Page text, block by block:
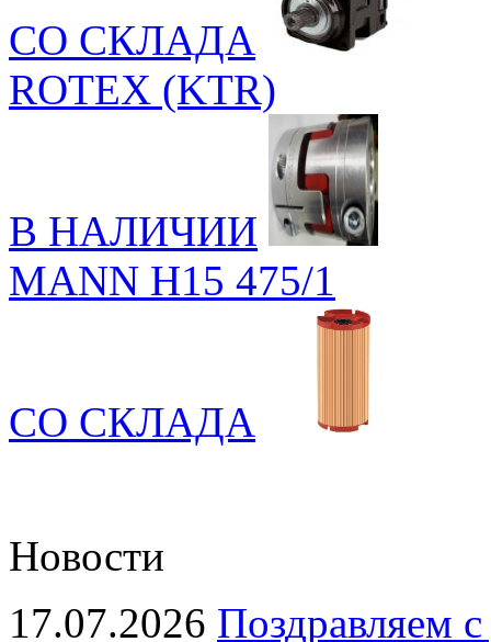
СО СКЛАДА
ROTEX (KTR)
В НАЛИЧИИ
MANN H15 475/1
СО СКЛАДА
Новости
17.07.2026 Поздравляем